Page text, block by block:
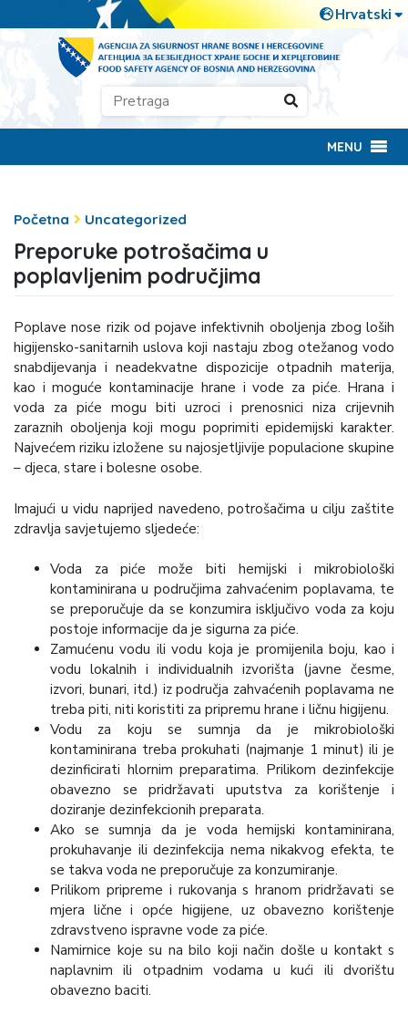
MENU
Početna Uncategorized
Preporuke potrošačima u
poplavljenim područjima
Poplave nose rizik od pojave infektivnih oboljenja zbog loših
higijensko-sanitarnih uslova koji nastaju zbog otežanog vodo
snabdijevanja i neadekvatne dispozicije otpadnih materija,
kao i moguće kontaminacije hrane i vode za piće. Hrana i
voda za piće mogu biti uzroci i prenosnici niza crijevnih
zaraznih oboljenja koji mogu poprimiti epidemijski karakter.
Najvećem riziku izložene su najosjetljivije populacione skupine
– djeca, stare i bolesne osobe.
Imajući u vidu naprijed navedeno, potrošačima u cilju zaštite
zdravlja savjetujemo sljedeće:
Voda za piće može biti hemijski i mikrobiološki
kontaminirana u područjima zahvaćenim poplavama, te
se preporučuje da se konzumira isključivo voda za koju
postoje informacije da je sigurna za piće.
Zamućenu vodu ili vodu koja je promijenila boju, kao i
vodu lokalnih i individualnih izvorišta (javne česme,
izvori, bunari, itd.) iz područja zahvaćenih poplavama ne
treba piti, niti koristiti za pripremu hrane i ličnu higijenu.
Vodu za koju se sumnja da je mikrobiološki
kontaminirana treba prokuhati (najmanje 1 minut) ili je
dezinficirati hlornim preparatima. Prilikom dezinfekcije
obavezno se pridržavati uputstva za korištenje i
doziranje dezinfekcionih preparata.
Ako se sumnja da je voda hemijski kontaminirana,
prokuhavanje ili dezinfekcija nema nikakvog efekta, te
se takva voda ne preporučuje za konzumiranje.
Prilikom pripreme i rukovanja s hranom pridržavati se
mjera lične i opće higijene, uz obavezno korištenje
zdravstveno ispravne vode za piće.
Namirnice koje su na bilo koji način došle u kontakt s
naplavnim ili otpadnim vodama u kući ili dvorištu
obavezno baciti.